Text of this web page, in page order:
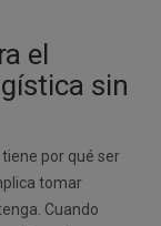
el
sin
por qué ser
tomar
Cuando